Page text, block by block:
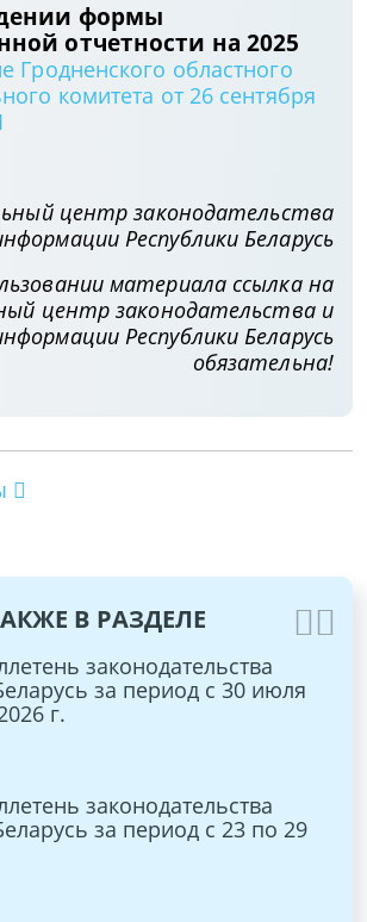
формы
отчетности на 2025
Гродненского областного
комитета от 26 сентября
центр законодательства
Республики Беларусь
материала ссылка на
центр законодательства и
Республики Беларусь
обязательна!
В РАЗДЕЛЕ
законодательства
за период с 30 июля
г.
законодательства
за период с 23 по 29